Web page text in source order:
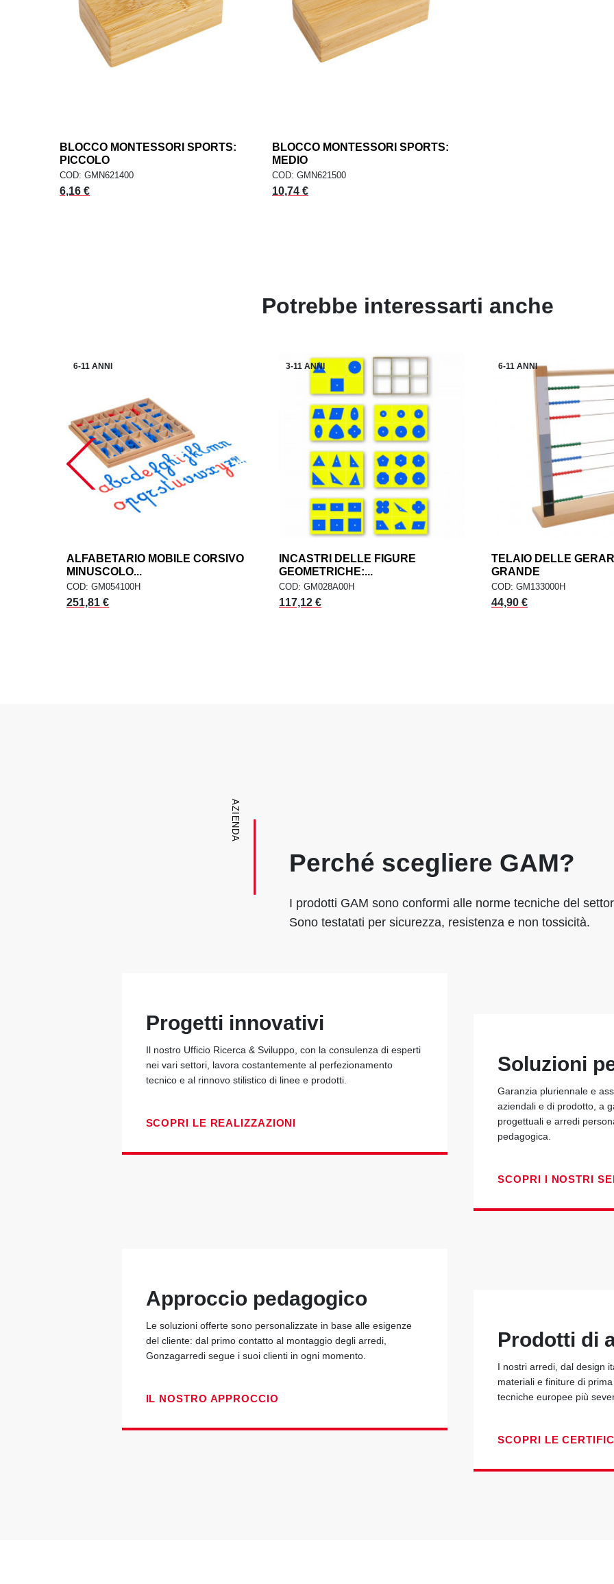
AGGIUNGI AL CARRELLOadd
BLOCCO MONTESSORI SPORTS:
PICCOLO
COD: GMN621400
Prezzo
6,16 €
AGGIUNGI AL CARRELLOadd
BLOCCO MONTESSORI SPORTS:
MEDIO
COD: GMN621500
Prezzo
10,74 €
Potrebbe interessarti anche
6-11 ANNI
AGGIUNGI AL CARRELLOadd
ALFABETARIO MOBILE CORSIVO
MINUSCOLO...
COD: GM054100H
251,81 €
3-11 ANNI
AGGIUNGI AL CARRELLO
INCASTRI DELLE FIGURE
GEOMETRICHE:...
COD: GM028A00H
117,12 €
6-11 ANNI
AGGIUNGI AL
TELAIO DELLE
GRANDE
COD: GM133000H
44,90 €
AZIENDA
Perché scegliere GAM?
I prodotti GAM sono conformi alle norme tecniche del
Sono testatati per sicurezza, resistenza e non tossicità.
Progetti innovativi
Il nostro Ufficio Ricerca & Sviluppo, con la consulenza di esperti
nei vari settori, lavora costantemente al perfezionamento
tecnico e al rinnovo stilistico di linee e prodotti.
SCOPRI LE REALIZZAZIONI
Soluzioni
Garanzia pluriennale e
aziendali e di prodotto, a
progettuali e arredi
pedagogica.
SCOPRI I NOSTRI
Approccio pedagogico
Le soluzioni offerte sono personalizzate in base alle esigenze
del cliente: dal primo contatto al montaggio degli arredi,
Gonzagarredi segue i suoi clienti in ogni momento.
IL NOSTRO APPROCCIO
Prodotti di
I nostri arredi, dal design
materiali e finiture di
tecniche europee più
SCOPRI LE